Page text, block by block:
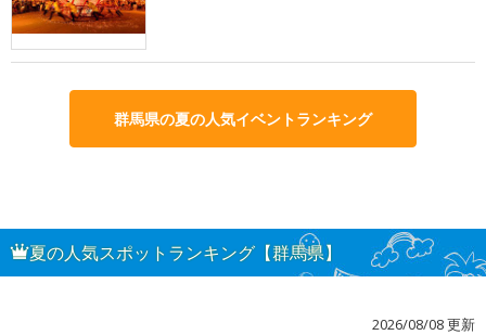
群馬県の夏の人気イベントランキング
夏の人気スポットランキング【群馬県】
2026/08/08 更新